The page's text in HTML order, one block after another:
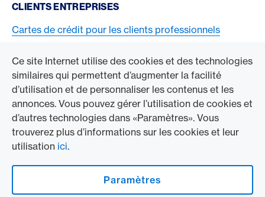
Ce site Internet utilise des cookies et des technologies
similaires qui permettent d’augmenter la facilité
d’utilisation et de personnaliser les contenus et les
annonces. Vous pouvez gérer l’utilisation de cookies et
d’autres technologies dans «Paramètres». Vous
trouverez plus d’informations sur les cookies et leur
utilisation ici.
Paramètres
CLIENTS ENTREPRISES
Cartes de crédit pour les clients professionnels
ACCÉDER À L’ENTREPRISE
Swisscard AECS GmbH
American Express Mondial
Contact & Social channels
American Express Switzerland auf Facebook
American Express Switzerland on Instragram